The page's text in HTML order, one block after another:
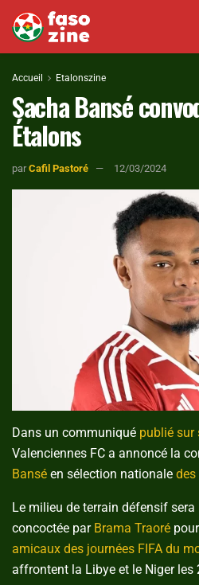
Accueil Etalonszine
Sacha Bansé
Étalons
par Cafil Pastoré 12/03/2024
Dans un communiqué publié sur
Valenciennes FC a annoncé la
Bansé en sélection nationale des
Le milieu de terrain défensif sera
concoctée par Brama Traoré
amicaux des journées FIFA du
affrontent la Libye et le Niger